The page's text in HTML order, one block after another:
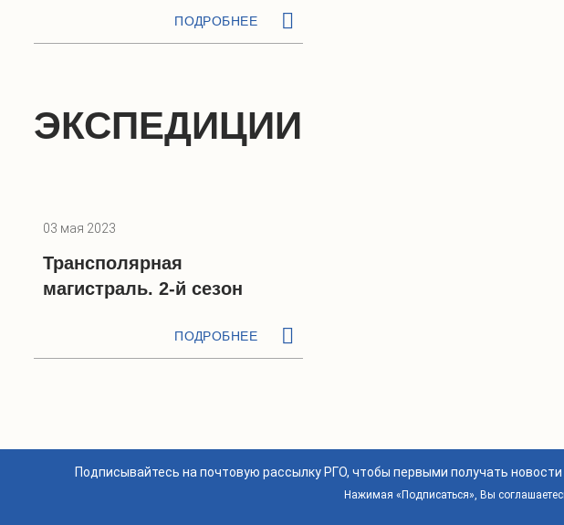
районов Крайнего Севера
ПОДРОБНЕЕ
ЭКСПЕДИЦИИ
03 мая 2023
Трансполярная
магистраль. 2-й сезон
ПОДРОБНЕЕ
Подписывайтесь на почтовую рассылку РГО, чтобы первыми получать
Нажимая «Подписаться», Вы